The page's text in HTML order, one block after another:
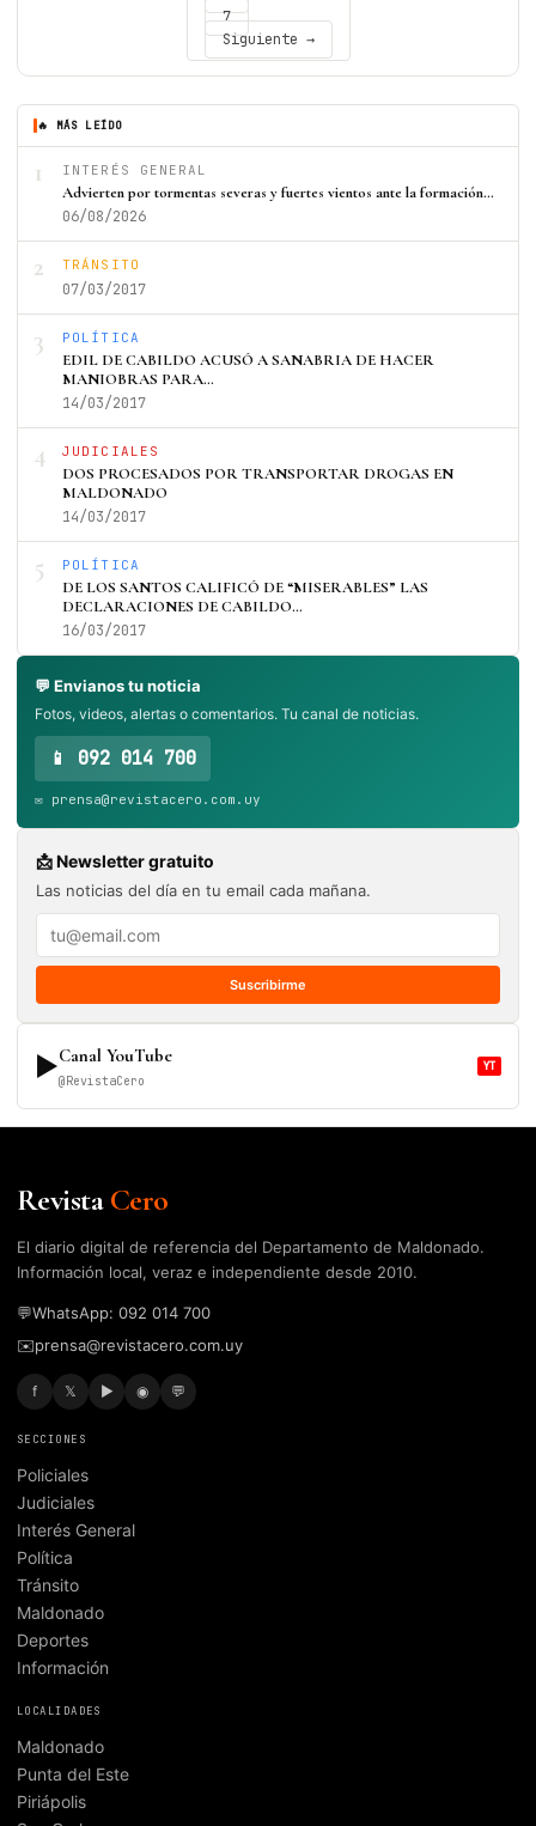
7
Siguiente →
🔥 MÁS LEÍDO
1 INTERÉS GENERAL
Advierten por tormentas severas y fuertes vientos ante la formación…
06/08/2026
2 TRÁNSITO
07/03/2017
3 POLÍTICA
EDIL DE CABILDO ACUSÓ A SANABRIA DE HACER
MANIOBRAS PARA…
14/03/2017
4 JUDICIALES
DOS PROCESADOS POR TRANSPORTAR DROGAS EN
MALDONADO
14/03/2017
5 POLÍTICA
DE LOS SANTOS CALIFICÓ DE “MISERABLES” LAS
DECLARACIONES DE CABILDO…
16/03/2017
💬 Envianos tu noticia
Fotos, videos, alertas o comentarios. Tu canal de noticias.
📱 092 014 700
✉️ prensa@revistacero.com.uy
📩 Newsletter gratuito
Las noticias del día en tu email cada mañana.
Suscribirme
▶Canal YouTube
@RevistaCero
YT
RevistaCero
El diario digital de referencia del Departamento de Maldonado.
Información local, veraz e independiente desde 2010.
💬WhatsApp: 092 014 700
✉️prensa@revistacero.com.uy
f 𝕏 ▶ ◉ 💬
SECCIONES
Policiales
Judiciales
Interés General
Política
Tránsito
Maldonado
Deportes
Información
LOCALIDADES
Maldonado
Punta del Este
Piriápolis